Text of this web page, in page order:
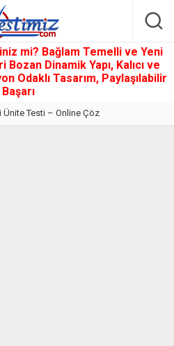
mi? Bağlam Temelli ve Yeni
Dinamik Yapı, Kalıcı ve
Odaklı Tasarım, Paylaşılabilir
Başarı
Ünite Testi – Online Çöz